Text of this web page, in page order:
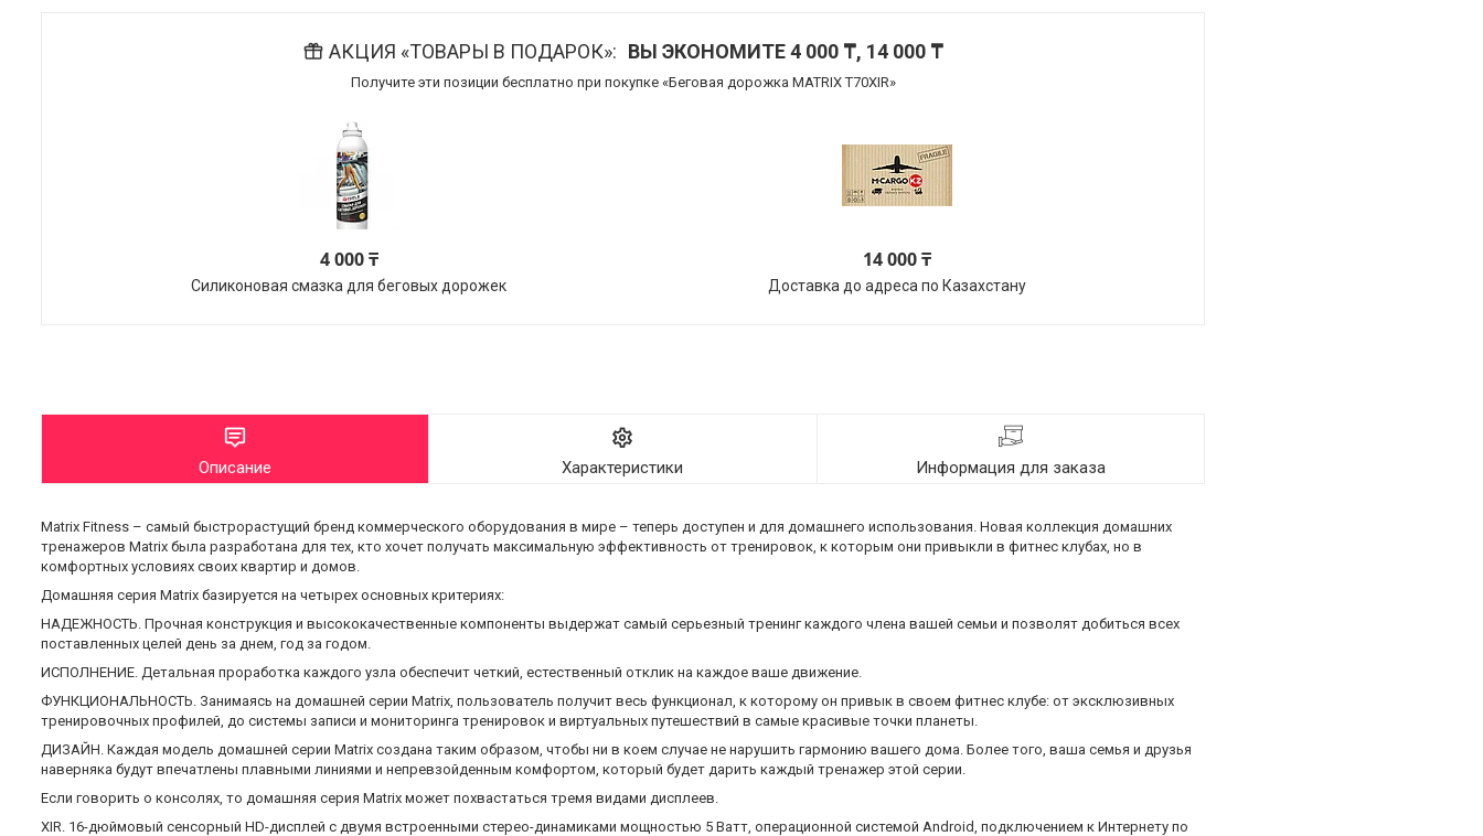
АКЦИЯ «ТОВАРЫ В ПОДАРОК» ВЫ ЭКОНОМИТЕ 4 000 ₸, 14 000 ₸
Получите эти позиции бесплатно при покупке «Беговая дорожка MATRIX T70XIR»
4 000 ₸
Силиконовая смазка для беговых дорожек
14 000 ₸
Доставка до адреса по Казахстану
Описание Характеристики Информация для заказа
Matrix Fitness – самый быстрорастущий бренд коммерческого оборудования в мире – теперь доступен и для домашнего использования. Новая коллекция домашних
тренажеров Matrix была разработана для тех, кто хочет получать максимальную эффективность от тренировок, к которым они привыкли в фитнес клубах, но в
комфортных условиях своих квартир и домов.
Домашняя серия Matrix базируется на четырех основных критериях:
НАДЕЖНОСТЬ. Прочная конструкция и высококачественные компоненты выдержат самый серьезный тренинг каждого члена вашей семьи и позволят добиться всех
поставленных целей день за днем, год за годом.
ИСПОЛНЕНИЕ. Детальная проработка каждого узла обеспечит четкий, естественный отклик на каждое ваше движение.
ФУНКЦИОНАЛЬНОСТЬ. Занимаясь на домашней серии Matrix, пользователь получит весь функционал, к которому он привык в своем фитнес клубе: от эксклюзивных
тренировочных профилей, до системы записи и мониторинга тренировок и виртуальных путешествий в самые красивые точки планеты.
ДИЗАЙН. Каждая модель домашней серии Matrix создана таким образом, чтобы ни в коем случае не нарушить гармонию вашего дома. Более того, ваша семья и друзья
наверняка будут впечатлены плавными линиями и непревзойденным комфортом, который будет дарить каждый тренажер этой серии.
Если говорить о консолях, то домашняя серия Matrix может похвастаться тремя видами дисплеев.
XIR. 16-дюймовый сенсорный HD-дисплей с двумя встроенными стерео-динамиками мощностью 5 Ватт, операционной системой Android, подключением к Интернету по